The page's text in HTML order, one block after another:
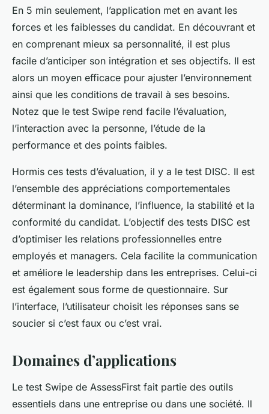
En 5 min seulement, l’application met en avant les
forces et les faiblesses du candidat. En découvrant et
en comprenant mieux sa personnalité, il est plus
facile d’anticiper son intégration et ses objectifs. Il est
alors un moyen efficace pour ajuster l’environnement
ainsi que les conditions de travail à ses besoins.
Notez que le test Swipe rend facile l’évaluation,
l’interaction avec la personne, l’étude de la
performance et des points faibles.
Hormis ces tests d’évaluation, il y a le test DISC. Il est
l’ensemble des appréciations comportementales
déterminant la dominance, l’influence, la stabilité et la
conformité du candidat. L’objectif des tests DISC est
d’optimiser les relations professionnelles entre
employés et managers. Cela facilite la communication
et améliore le leadership dans les entreprises. Celui-ci
est également sous forme de questionnaire. Sur
l’interface, l’utilisateur choisit les réponses sans se
soucier si c’est faux ou c’est vrai.
Domaines d’applications
Le test Swipe de AssessFirst fait partie des outils
essentiels dans une entreprise ou dans une société. Il